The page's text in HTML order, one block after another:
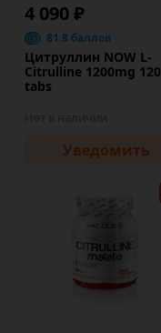
4 090 ₽
81.8 баллов
Цитруллин NOW L-
Citrulline 1200mg 120
tabs
Уведомить